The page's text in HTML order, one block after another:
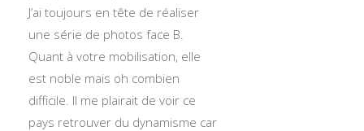
J’ai toujours en tête de réaliser
une série de photos face B.
Quant à votre mobilisation, elle
est noble mais oh combien
difficile. Il me plairait de voir ce
pays retrouver du dynamisme car